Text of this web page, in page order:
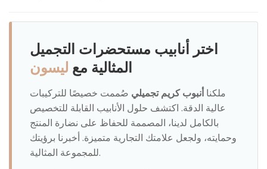
اختر أنابيب مستحضرات التجميل
المثالية مع ليسون
ملكناأنبوب كريم تجميلي صُممت خصيصًا للتركيبات
عالية الدقة. اكتشف حلول الأنابيب القابلة للتخصيص
بالكامل لدينا، المصممة للحفاظ على نضارة المنتج
وحمايته، ولجعل علامتك التجارية متميزة. أخبرنا برؤيتك
للمجموعة المثالية.